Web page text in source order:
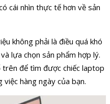
cái nhìn thực tế hơn về sản
không phải là điều quá khó
lựa chọn sản phẩm hợp lý.
trên để tìm được chiếc laptop
hàng ngày của bạn.